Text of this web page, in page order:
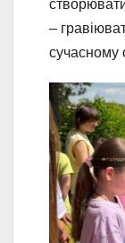
–
сучасному